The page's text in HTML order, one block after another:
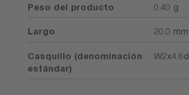
Peso del producto 0.40 g
Largo 20.0 mm
Casquillo (denominación
estándar)
W2x4.6d